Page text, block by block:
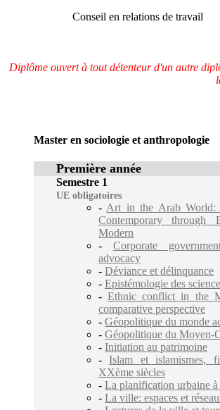
Conseil en relations de travail
Diplôme ouvert à tout détenteur d'un autre
Master en sociologie et anthropologie
Première année
Semestre 1
UE obligatoires
- Art in the Arab World:
Contemporary through
Modern
- Corporate
advocacy
- Déviance et délinquance
- Epistémologie des
-Ethnic conflict in the
comparative perspective
- Géopolitique du monde
- Géopolitique du Moyen-
- Initiation au patrimoine
-Islam et islamismes,
XXème siècles
- La planification urbaine
- La ville: espaces et